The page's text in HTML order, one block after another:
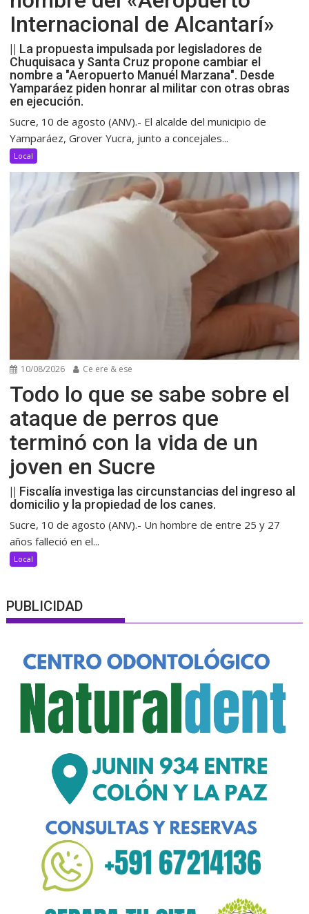
Internacional de Alcantarí»
|| La propuesta impulsada por legisladores de
Chuquisaca y Santa Cruz propone cambiar el
nombre a "Aeropuerto Manuél Marzana". Desde
Yamparáez piden honrar al militar con otras obras
en ejecución.
Sucre, 10 de agosto (ANV).- El alcalde del municipio de
Yamparáez, Grover Yucra, junto a concejales...
Local
10/08/2026 Ce ere & ese
Todo lo que se sabe sobre el
ataque de perros que
terminó con la vida de un
joven en Sucre
|| Fiscalía investiga las circunstancias del ingreso al
domicilio y la propiedad de los canes.
Sucre, 10 de agosto (ANV).- Un hombre de entre 25 y 27
años falleció en el...
Local
PUBLICIDAD